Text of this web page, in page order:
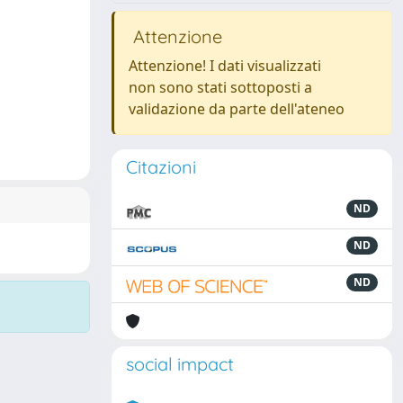
Attenzione
Attenzione! I dati visualizzati
non sono stati sottoposti a
validazione da parte dell'ateneo
Citazioni
ND
ND
ND
social impact